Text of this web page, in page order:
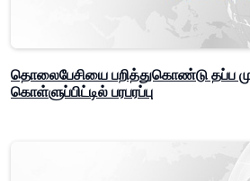
தொலைபேசியை பறித்துகொண்டு தப்ப
கொள்ளுப்பிட்டில் பரபரப்பு